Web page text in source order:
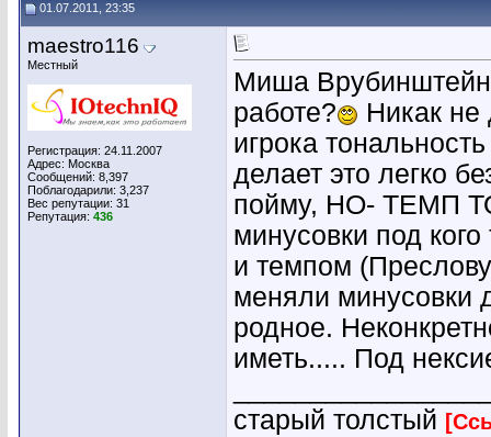
01.07.2011, 23:35
maestro116
Местный
Регистрация: 24.11.2007
Адрес: Москва
Сообщений: 8,397
Поблагодарили: 3,237
Вес репутации: 31
Репутация: 436
Миша Врубинштейн
работе?
Никак не
игрока
делает это легко
пойму, НО- ТЕМП
минусовки под
и темпом
меняли минусовки
родное.
иметь..... Под
старый толстый